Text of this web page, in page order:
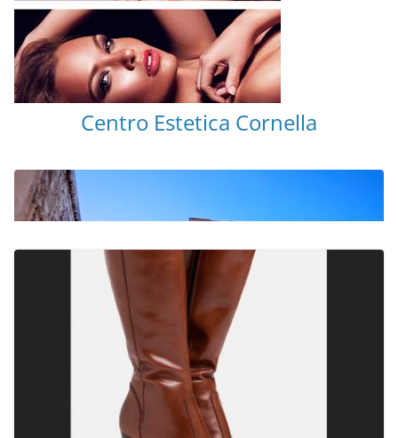
Centro Estetica Cornella
NOTICIAS ACTUALIDAD PRIMERA EMISIÓN VIAJES
Malta leyendas de un naufragio
Sophia